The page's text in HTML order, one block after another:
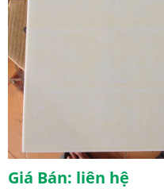
Giá Bán: liên hệ